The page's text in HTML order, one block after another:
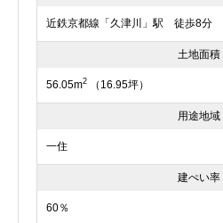
近鉄京都線「久津川」駅 徒歩8分
土地面積
56.05m2 （16.95坪）
用途地域
一住
建ぺい率
60％